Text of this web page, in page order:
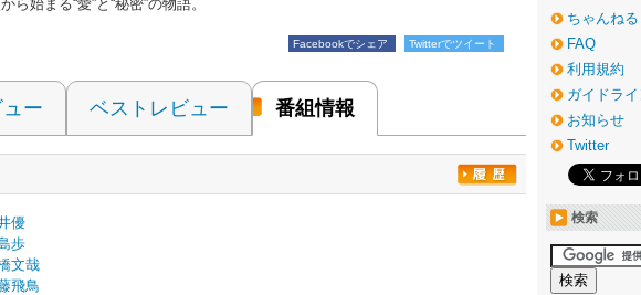
ら始まる“愛”と“秘密”の物語。
Facebookでシェア Twitterでツイート
ー ベストレビュー 番組情報
優
歩
文哉
飛鳥
ちゃんね
FAQ
利用規約
ガイドライ
お知らせ
Twitter
検索